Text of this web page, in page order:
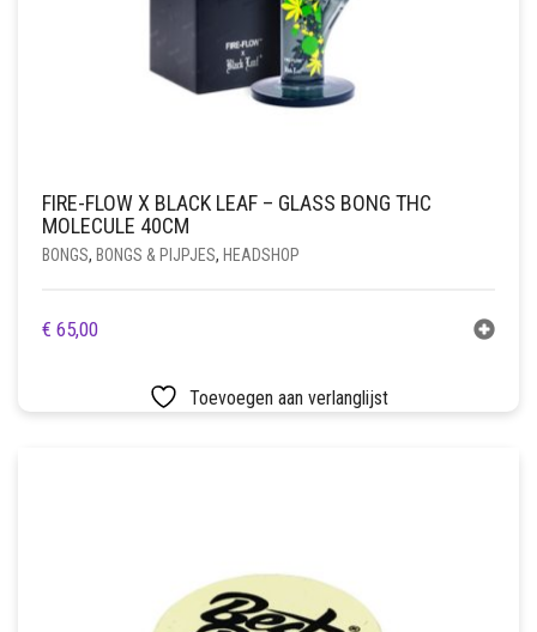
FIRE-FLOW X BLACK LEAF – GLASS BONG THC
MOLECULE 40CM
BONGS, BONGS & PIJPJES, HEADSHOP
€ 65,00
Toevoegen aan verlanglijst